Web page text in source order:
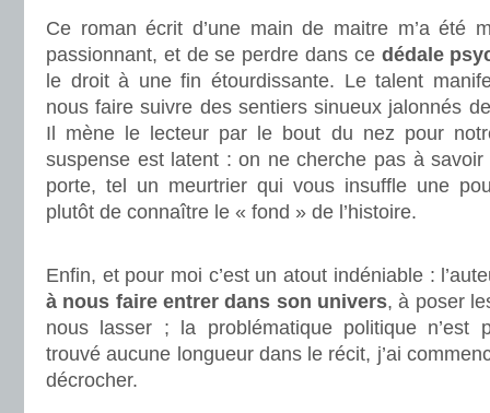
Ce roman écrit d’une main de maitre m’a été
passionnant, et de se perdre dans ce dédale
le droit à une fin étourdissante. Le talent
nous faire suivre des sentiers sinueux jalonnés
Il mène le lecteur par le bout du nez pour
suspense est latent : on ne cherche pas à
porte, tel un meurtrier qui vous insuffle une
plutôt de connaître le « fond » de l’histoire.
Enfin, et pour moi c’est un atout indéniable :
à nous faire entrer dans son univers, à poser
nous lasser ; la problématique politique n’est
trouvé aucune longueur dans le récit, j’ai
décrocher.